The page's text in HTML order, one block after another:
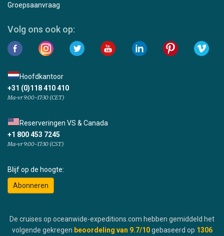
Groepsaanvraag
Volg ons ook op:
Hoofdkantoor
+31 (0)118 410 410
Ma-vr 9:00-17:30 (CET)
Reserveringen VS & Canada
+1 800 453 7245
Ma-vr 9:00-17:30 (CST)
Blijf op de hoogte:
Abonneren
De cruises op oceanwide-expeditions.com hebben gemiddeld het
volgende gekregen beoordeling van 9.7/10 gebaseerd op 1306